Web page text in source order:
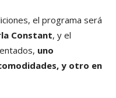
el programa será
Constant, y el
uno
y otro en